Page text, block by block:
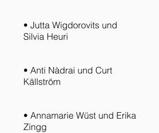
• Jutta Wigdorovits und
Silvia Heuri
• Anti Nàdrai und Curt
Källström
• Annamarie Wüst und Erika
Zingg